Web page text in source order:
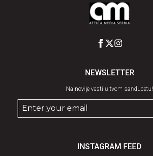
NEWSLETTER
Najnovije vesti u tvom sanducetu!
INSTAGRAM FEED